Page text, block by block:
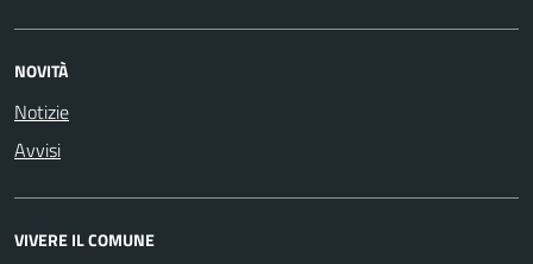
NOVITÀ
Notizie
Avvisi
VIVERE IL COMUNE